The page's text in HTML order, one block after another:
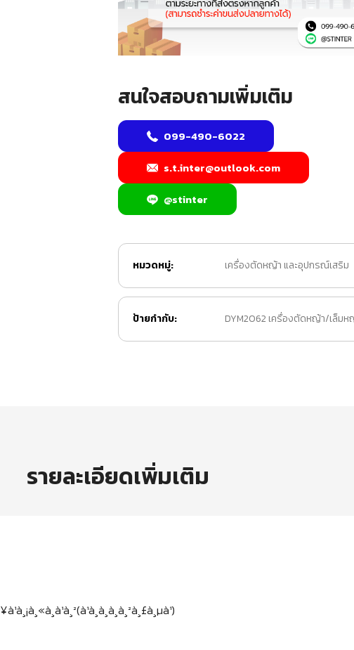
สนใจสอบถามเพิ่มเติม
099-490-6022
s.t.inter@outlook.com
@stinter
หมวดหมู่: เครื่องตัดหญ้า และอุปกรณ์เสริม
ป้ายกำกับ: DYM2062 เครื่องตัดหญ้า/เล็ม
รายละเอียดเพิ่มเติม